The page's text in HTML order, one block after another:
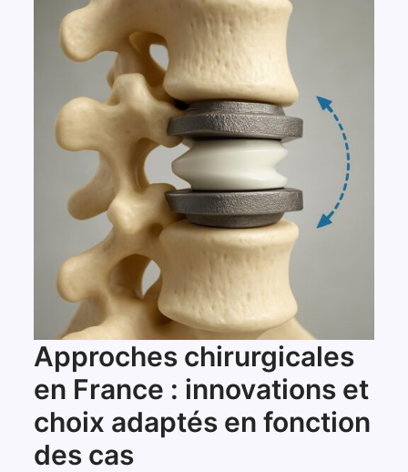
Approches chirurgicales
en France : innovations et
choix adaptés en fonction
des cas